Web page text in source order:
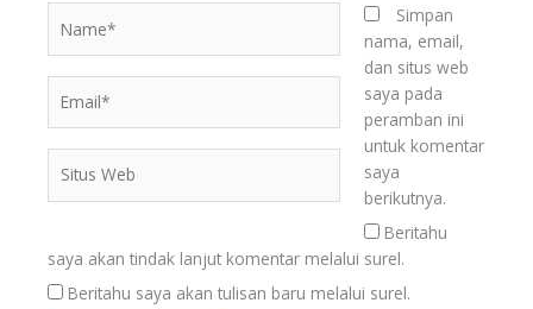
Web
Simpan
nama, email,
dan situs web
saya pada
peramban ini
untuk komentar
saya
berikutnya.
Beritahu
saya akan tindak lanjut komentar melalui surel.
Beritahu saya akan tulisan baru melalui surel.